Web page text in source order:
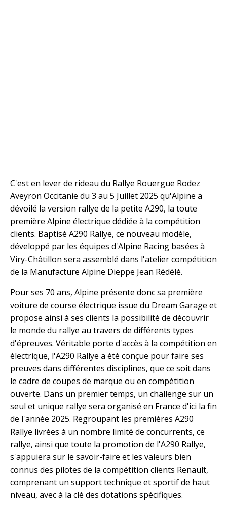
C'est en lever de rideau du Rallye Rouergue Rodez
Aveyron Occitanie du 3 au 5 Juillet 2025 qu'Alpine a
dévoilé la version rallye de la petite A290, la toute
première Alpine électrique dédiée à la compétition
clients. Baptisé A290 Rallye, ce nouveau modèle,
développé par les équipes d'Alpine Racing basées à
Viry-Châtillon sera assemblé dans l'atelier compétition
de la Manufacture Alpine Dieppe Jean Rédélé.
Pour ses 70 ans, Alpine présente donc sa première
voiture de course électrique issue du Dream Garage et
propose ainsi à ses clients la possibilité de découvrir
le monde du rallye au travers de différents types
d'épreuves. Véritable porte d'accès à la compétition en
électrique, l'A290 Rallye a été conçue pour faire ses
preuves dans différentes disciplines, que ce soit dans
le cadre de coupes de marque ou en compétition
ouverte. Dans un premier temps, un challenge sur un
seul et unique rallye sera organisé en France d'ici la fin
de l'année 2025. Regroupant les premières A290
Rallye livrées à un nombre limité de concurrents, ce
rallye, ainsi que toute la promotion de l'A290 Rallye,
s'appuiera sur le savoir-faire et les valeurs bien
connus des pilotes de la compétition clients Renault,
comprenant un support technique et sportif de haut
niveau, avec à la clé des dotations spécifiques.